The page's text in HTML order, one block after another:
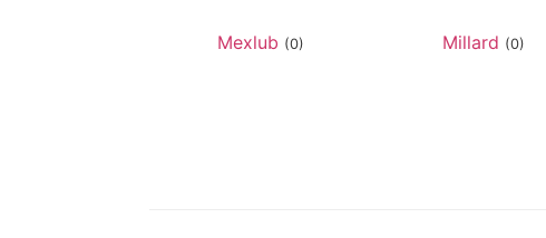
Mexlub (0) Millard (0)